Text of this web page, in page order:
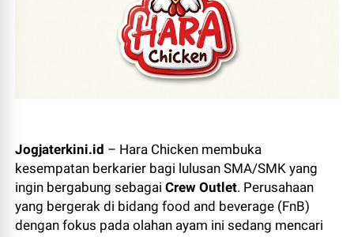
Jogjaterkini.id – Hara Chicken membuka
kesempatan berkarier bagi lulusan SMA/SMK yang
ingin bergabung sebagaiCrew Outlet. Perusahaan
yang bergerak di bidang food and beverage (FnB)
dengan fokus pada olahan ayam ini sedang mencari